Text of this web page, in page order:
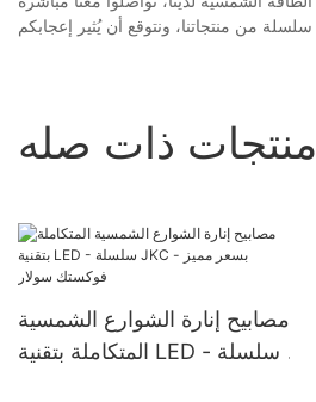
منتجات ذات صله
مصابيح إنارة الشوارع الشمسية
المتكاملة بتقنية LED - سلسلة